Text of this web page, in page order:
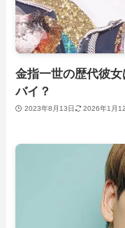
金指一世の歴代彼
バイ？
2023年8月13日 2026年1月